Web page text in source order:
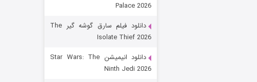
Palace 2026
دانلود فیلم سارق گوشه گیر The
Isolate Thief 2026
دانلود انیمیشن Star Wars: The
Ninth Jedi 2026